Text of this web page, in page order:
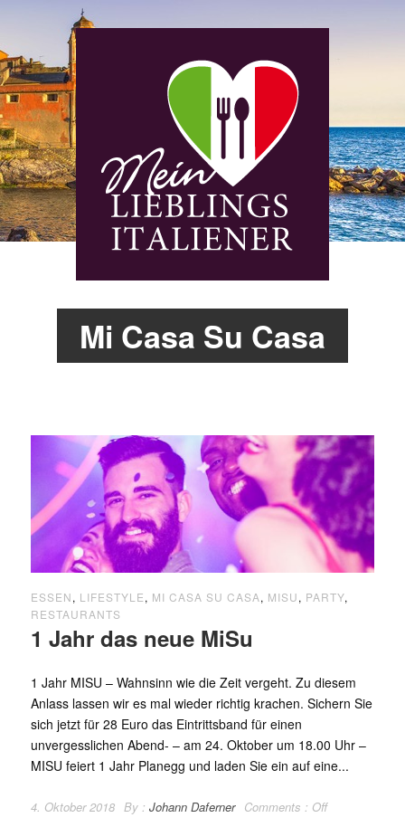
Mi Casa Su Casa
ESSEN, LIFESTYLE, MI CASA SU CASA, MISU, PARTY,
RESTAURANTS
1 Jahr das neue MiSu
1 Jahr MISU – Wahnsinn wie die Zeit vergeht. Zu diesem
Anlass lassen wir es mal wieder richtig krachen. Sichern Sie
sich jetzt für 28 Euro das Eintrittsband für einen
unvergesslichen Abend- – am 24. Oktober um 18.00 Uhr –
MISU feiert 1 Jahr Planegg und laden Sie ein auf eine...
4. Oktober 2018 By : Johann Daferner Comments : Off